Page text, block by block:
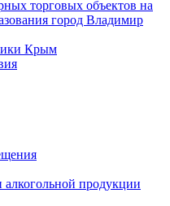
торговых объектов на
город Владимир
Крым
продукции